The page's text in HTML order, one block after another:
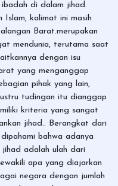
di dalam jihad.
kalimat ini masih
Barat.merupakan
mendunia, terutama saat
dengan isu
yang menganggap
pihak yang lain,
tudingan itu dianggap
kriteria yang sangat
jihad.. Berangkat dari
bahwa adanya
adalah ulah dari
apa yang diajarkan
negara dengan jumlah